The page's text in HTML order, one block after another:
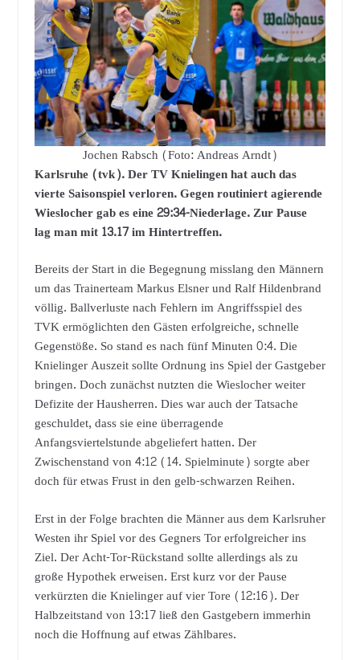
Jochen Rabsch (Foto: Andreas Arndt)
Karlsruhe (tvk). Der TV Knielingen hat auch das
vierte Saisonspiel verloren. Gegen routiniert agierende
Wieslocher gab es eine 29:34-Niederlage. Zur Pause
lag man mit 13.17 im Hintertreffen.
Bereits der Start in die Begegnung misslang den Männern
um das Trainerteam Markus Elsner und Ralf Hildenbrand
völlig. Ballverluste nach Fehlern im Angriffsspiel des
TVK ermöglichten den Gästen erfolgreiche, schnelle
Gegenstöße. So stand es nach fünf Minuten 0:4. Die
Knielinger Auszeit sollte Ordnung ins Spiel der Gastgeber
bringen. Doch zunächst nutzten die Wieslocher weiter
Defizite der Hausherren. Dies war auch der Tatsache
geschuldet, dass sie eine überragende
Anfangsviertelstunde abgeliefert hatten. Der
Zwischenstand von 4:12 (14. Spielminute) sorgte aber
doch für etwas Frust in den gelb-schwarzen Reihen.
Erst in der Folge brachten die Männer aus dem Karlsruher
Westen ihr Spiel vor des Gegners Tor erfolgreicher ins
Ziel. Der Acht-Tor-Rückstand sollte allerdings als zu
große Hypothek erweisen. Erst kurz vor der Pause
verkürzten die Knielinger auf vier Tore (12:16). Der
Halbzeitstand von 13:17 ließ den Gastgebern immerhin
noch die Hoffnung auf etwas Zählbares.